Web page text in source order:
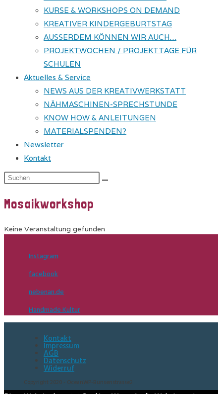
KURSE & WORKSHOPS ON DEMAND
KREATIVER KINDERGEBURTSTAG
AUSSERDEM KÖNNEN WIR AUCH…
PROJEKTWOCHEN / PROJEKTTAGE FÜR
SCHULEN
Aktuelles & Service
NEWS AUS DER KREATIVWERKSTATT
NÄHMASCHINEN-SPRECHSTUNDE
KNOW HOW & ANLEITUNGEN
MATERIALSPENDEN?
Newsletter
Kontakt
Mosaikworkshop
Keine Veranstaltung gefunden
Instagram
facebook
nebenan.de
Handmade Kultur
Kontakt
Impressum
AGB
Datenschutz
Widerruf
Copyright 2020 - OceanWP-Bunsenstrasse2